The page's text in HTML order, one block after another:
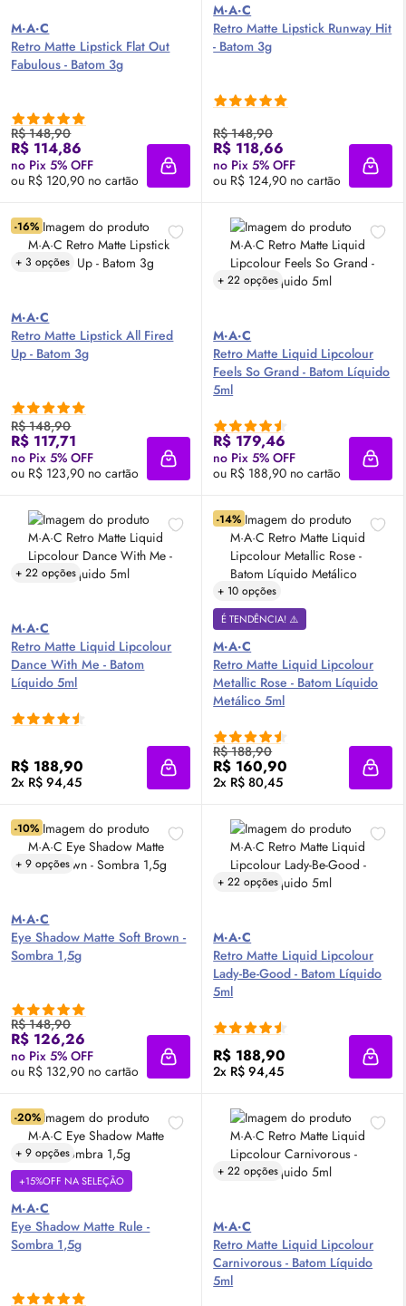
M·A·C
Retro Matte Lipstick Flat Out
Fabulous - Batom 3g
R$ 148,90
R$ 114,86
no Pix 5% OFF
ou R$ 120,90 no cartão
Adicionar à sacola
M·A·C
Retro Matte Lipstick Runway Hit
- Batom 3g
R$ 148,90
R$ 118,66
no Pix 5% OFF
ou R$ 124,90 no cartão
-16%
+ 3 opções
M·A·C
Retro Matte Lipstick All Fired
Up - Batom 3g
R$ 148,90
R$ 117,71
no Pix 5% OFF
ou R$ 123,90 no cartão
Adicionar à sacola
+ 22 opções
M·A·C
Retro Matte Liquid Lipcolour
Feels So Grand - Batom Líquido
5ml
R$ 179,46
no Pix 5% OFF
ou R$ 188,90 no cartão
+ 22 opções
M·A·C
Retro Matte Liquid Lipcolour
Dance With Me - Batom
Líquido 5ml
R$ 188,90
2x R$ 94,45 Adicionar à sacola
-14%
+ 10 opções
É TENDÊNCIA! ⚠️
M·A·C
Retro Matte Liquid Lipcolour
Metallic Rose - Batom Líquido
Metálico 5ml
R$ 188,90
R$ 160,90
2x R$ 80,45
-10%
+ 9 opções
M·A·C
Eye Shadow Matte Soft Brown -
Sombra 1,5g
R$ 148,90
R$ 126,26
no Pix 5% OFF
ou R$ 132,90 no cartão
Adicionar à sacola
+ 22 opções
M·A·C
Retro Matte Liquid Lipcolour
Lady-Be-Good - Batom Líquido
5ml
R$ 188,90
2x R$ 94,45
-20%
+ 9 opções
+15%OFF NA SELEÇÃO
M·A·C
Eye Shadow Matte Rule -
Sombra 1,5g
+ 22 opções
M·A·C
Retro Matte Liquid Lipcolour
Carnivorous - Batom Líquido
5ml